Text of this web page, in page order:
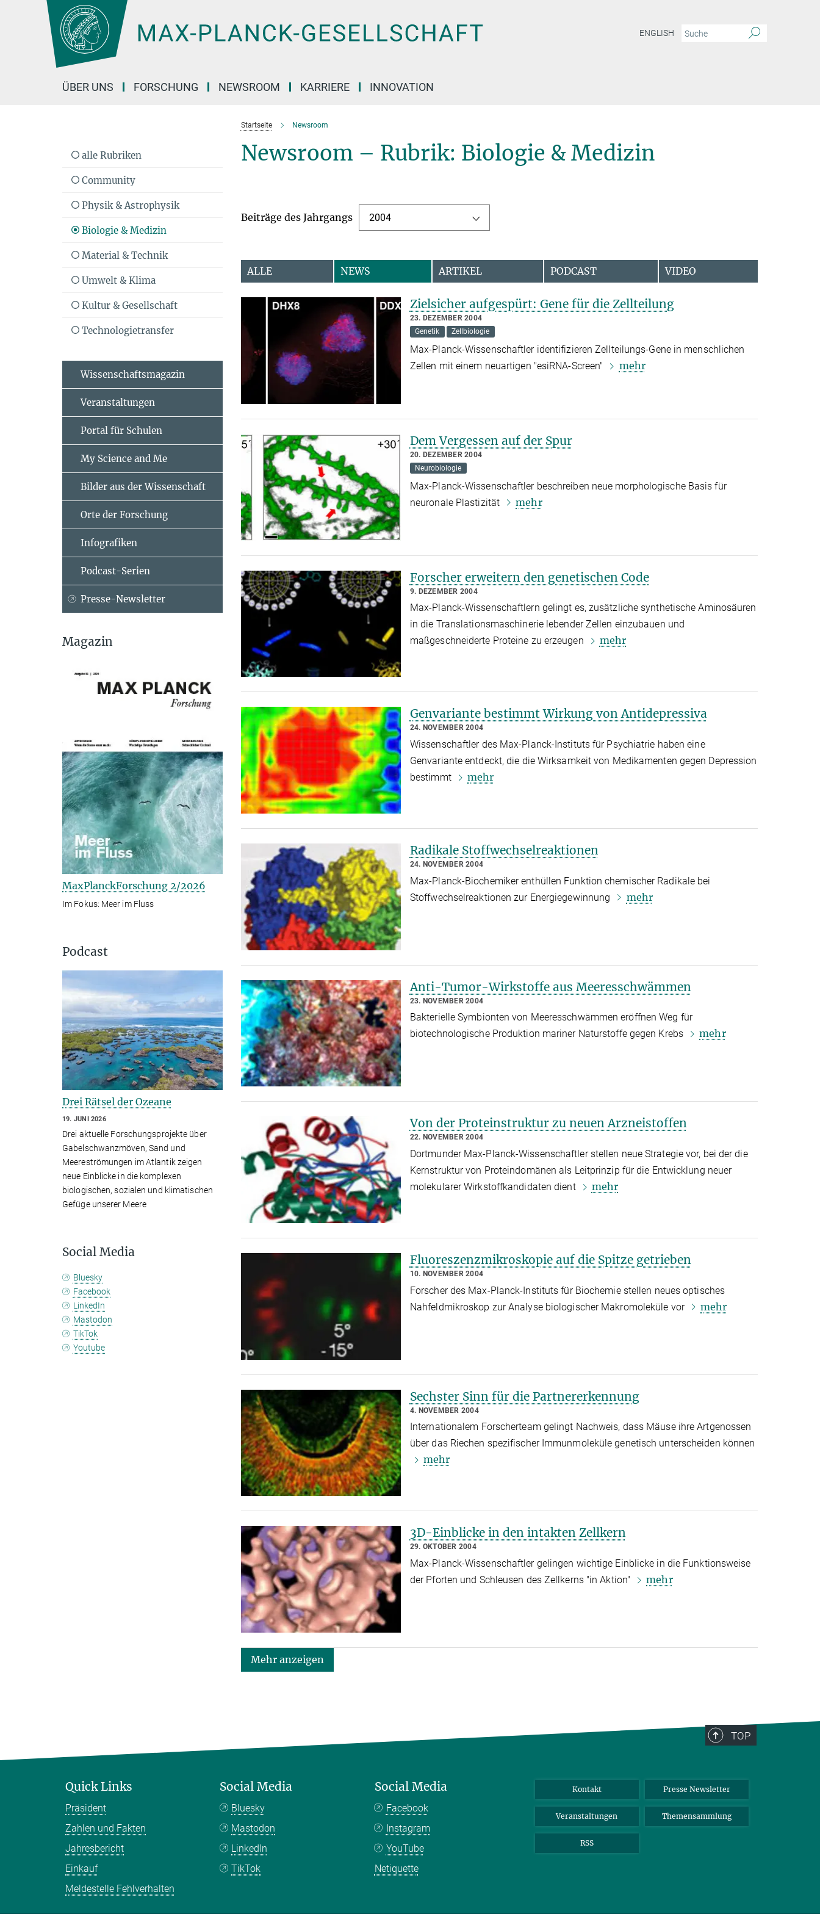
Hauptinhalt
ENGLISH
ÜBER UNS FORSCHUNG NEWSROOM KARRIERE INNOVATION
Startseite Newsroom
Newsroom – Rubrik: Biologie & Medizin
Beiträge des Jahrgangs 2004
ALLE NEWS ARTIKEL PODCAST VIDEO
Zielsicher aufgespürt: Gene für die Zellteilung
23. DEZEMBER 2004
Genetik
Zellbiologie
Max-Planck-Wissenschaftler identifizieren Zellteilungs-Gene in menschlichen
Zellen mit einem neuartigen "esiRNA-Screen"
mehr
Dem Vergessen auf der Spur
20. DEZEMBER 2004
Neurobiologie
Max-Planck-Wissenschaftler beschreiben neue morphologische Basis für
neuronale Plastizität
mehr
Forscher erweitern den genetischen Code
9. DEZEMBER 2004
Max-Planck-Wissenschaftlern gelingt es, zusätzliche synthetische Aminosäuren
in die Translationsmaschinerie lebender Zellen einzubauen und
maßgeschneiderte Proteine zu erzeugen
mehr
Genvariante bestimmt Wirkung von Antidepressiva
24. NOVEMBER 2004
Wissenschaftler des Max-Planck-Instituts für Psychiatrie haben eine
Genvariante entdeckt, die die Wirksamkeit von Medikamenten gegen Depression
bestimmt
mehr
Radikale Stoffwechselreaktionen
24. NOVEMBER 2004
Max-Planck-Biochemiker enthüllen Funktion chemischer Radikale bei
Stoffwechselreaktionen zur Energiegewinnung
mehr
Anti-Tumor-Wirkstoffe aus Meeresschwämmen
23. NOVEMBER 2004
Bakterielle Symbionten von Meeresschwämmen eröffnen Weg für
biotechnologische Produktion mariner Naturstoffe gegen Krebs
mehr
Von der Proteinstruktur zu neuen Arzneistoffen
22. NOVEMBER 2004
Dortmunder Max-Planck-Wissenschaftler stellen neue Strategie vor, bei der die
Kernstruktur von Proteindomänen als Leitprinzip für die Entwicklung neuer
molekularer Wirkstoffkandidaten dient
mehr
Fluoreszenzmikroskopie auf die Spitze getrieben
10. NOVEMBER 2004
Forscher des Max-Planck-Instituts für Biochemie stellen neues optisches
Nahfeldmikroskop zur Analyse biologischer Makromoleküle vor
mehr
Sechster Sinn für die Partnererkennung
4. NOVEMBER 2004
Internationalem Forscherteam gelingt Nachweis, dass Mäuse ihre Artgenossen
über das Riechen spezifischer Immunmoleküle genetisch unterscheiden können
mehr
3D-Einblicke in den intakten Zellkern
29. OKTOBER 2004
Max-Planck-Wissenschaftler gelingen wichtige Einblicke in die Funktionsweise
der Pforten und Schleusen des Zellkerns "in Aktion"
mehr
Mehr anzeigen
alle Rubriken
Community
Physik & Astrophysik
Biologie & Medizin
Material & Technik
Umwelt & Klima
Kultur & Gesellschaft
Technologietransfer
Wissenschaftsmagazin
Veranstaltungen
Portal für Schulen
My Science and Me
Bilder aus der Wissenschaft
Orte der Forschung
Infografiken
Podcast-Serien
Presse-Newsletter
Magazin
MaxPlanckForschung 2/2026
Im Fokus: Meer im Fluss
Podcast
Drei Rätsel der Ozeane
19. JUNI 2026
Drei aktuelle Forschungsprojekte über
Gabelschwanzmöven, Sand und
Meereströmungen im Atlantik zeigen
neue Einblicke in die komplexen
biologischen, sozialen und klimatischen
Gefüge unserer Meere
Social Media
Bluesky
Facebook
LinkedIn
Mastodon
TikTok
Youtube
TOP
Quick Links
Präsident
Zahlen und Fakten
Jahresbericht
Einkauf
Meldestelle Fehlverhalten
Social Media
Bluesky
Mastodon
LinkedIn
TikTok
Social Media
Facebook
Instagram
YouTube
Netiquette
Kontakt Presse Newsletter
Veranstaltungen Themensammlung
RSS